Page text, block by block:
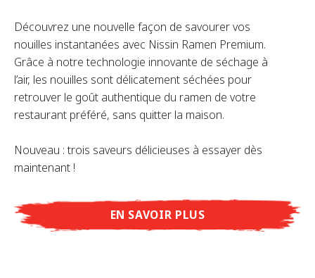
Découvrez une nouvelle façon de savourer vos
nouilles instantanées avec Nissin Ramen Premium.
Grâce à notre technologie innovante de séchage à
l’air, les nouilles sont délicatement séchées pour
retrouver le goût authentique du ramen de votre
restaurant préféré, sans quitter la maison.
Nouveau : trois saveurs délicieuses à essayer dès
maintenant !
EN SAVOIR PLUS